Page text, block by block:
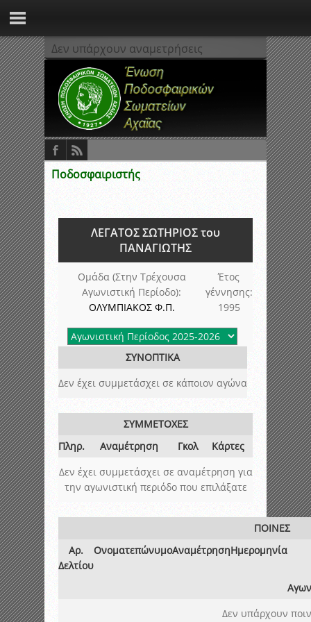
Δεν υπάρχουν αναμετρήσεις
Ποδοσφαιριστής
ΛΕΓΑΤΟΣ ΣΩΤΗΡΙΟΣ του
ΠΑΝΑΓΙΩΤΗΣ
Ομάδα (Στην Τρέχουσα
Αγωνιστική Περίοδο):
ΟΛΥΜΠΙΑΚΟΣ Φ.Π.
Έτος
γέννησης:
1995
ΣΥΝΟΠΤΙΚΑ
Δεν έχει συμμετάσχει σε κάποιον αγώνα
ΣΥΜΜΕΤΟΧΕΣ
Πληρ.
Αναμέτρηση Γκολ
Κάρτες
Δεν έχει συμμετάσχει σε αναμέτρηση για
την αγωνιστική περιόδο που επιλάξατε
ΠΟΙΝΕΣ
Αρ.
Δελτίου
ΟνοματεπώνυμοΑναμέτρησηΗμερομηνία
Δεν υπάρχουν